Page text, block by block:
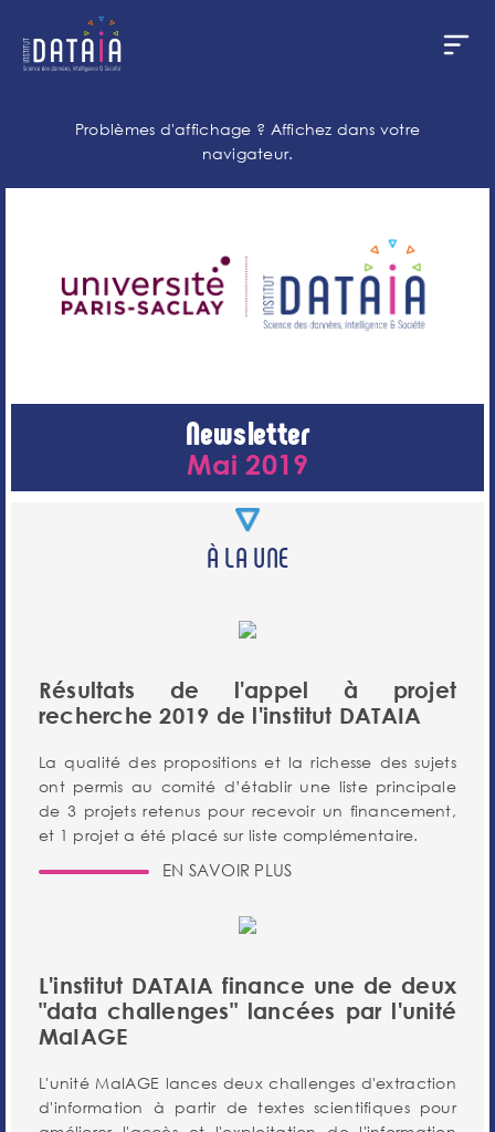
Problèmes d'affichage ? Affichez dans votre
navigateur.
Newsletter
Mai 2019
À LA UNE
Résultats de l'appel à projet
recherche 2019 de l'institut DATAIA
La qualité des propositions et la richesse des sujets
ont permis au comité d’établir une liste principale
de 3 projets retenus pour recevoir un financement,
et 1 projet a été placé sur liste complémentaire.
EN SAVOIR PLUS
L'institut DATAIA finance une de deux
"data challenges" lancées par l'unité
MaIAGE
L'unité MaIAGE lances deux challenges d'extraction
d'information à partir de textes scientifiques pour
Cookies management panel